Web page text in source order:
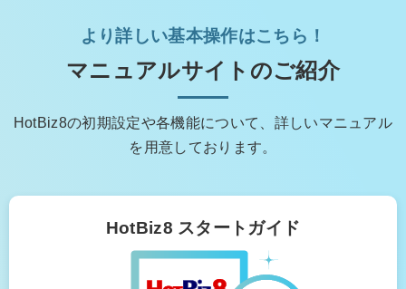
より詳しい基本操作はこちら！
マニュアルサイトのご紹介
HotBiz8の初期設定や各機能について、詳しいマニュアル
を用意しております。
HotBiz8 スタートガイド